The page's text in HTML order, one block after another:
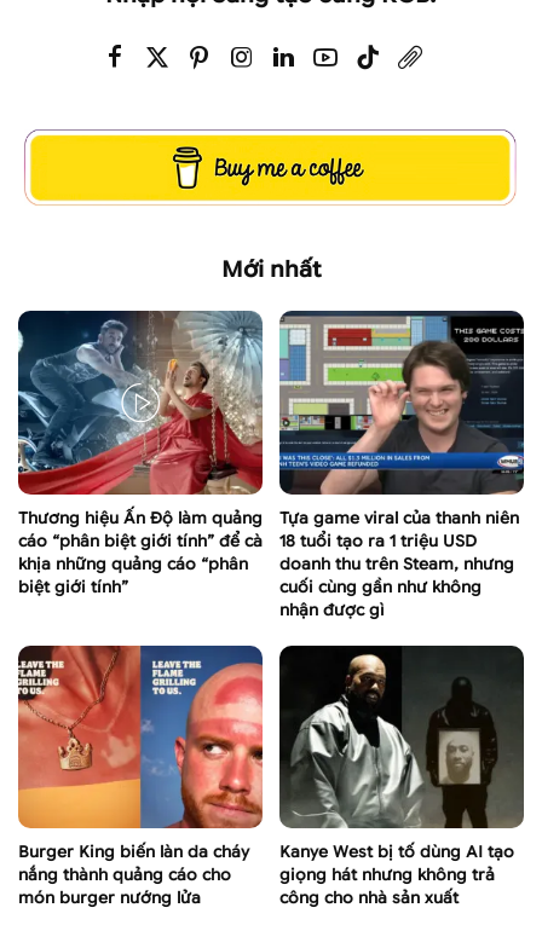
Mới nhất
Thương hiệu Ấn Độ làm quảng
cáo “phân biệt giới tính” để cà
khịa những quảng cáo “phân
biệt giới tính”
Tựa game viral của thanh niên
18 tuổi tạo ra 1 triệu USD
doanh thu trên Steam, nhưng
cuối cùng gần như không
nhận được gì
Burger King biến làn da cháy
nắng thành quảng cáo cho
món burger nướng lửa
Kanye West bị tố dùng AI tạo
giọng hát nhưng không trả
công cho nhà sản xuất